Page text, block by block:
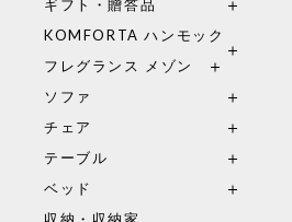
ギフト・贈答品
KOMFORTA ハンモック
フレグランス メゾン
ソファ
チェア
テーブル
ベッド